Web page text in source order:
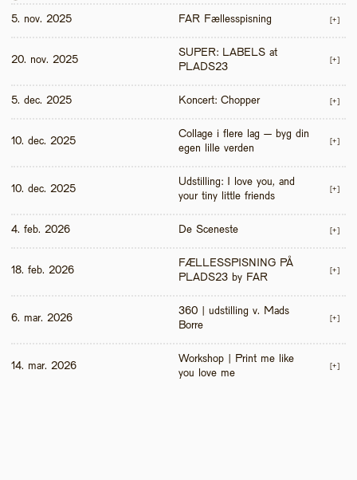
5. nov. 2025 FAR Fællesspisning [+]
20. nov. 2025
SUPER: LABELS at
PLADS23
[+]
5. dec. 2025 Koncert: Chopper [+]
10. dec. 2025
Collage i flere lag – byg din
egen lille verden
[+]
10. dec. 2025
Udstilling: I love you, and
your tiny little friends
[+]
4. feb. 2026 De Sceneste [+]
18. feb. 2026
FÆLLESSPISNING PÅ
PLADS23 by FAR
[+]
6. mar. 2026
360 | udstilling v. Mads
Borre
[+]
14. mar. 2026
Workshop | Print me like
you love me
[+]